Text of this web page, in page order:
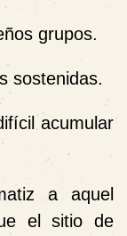
grupos.
sostenidas.
acumular
a aquel
el sitio de